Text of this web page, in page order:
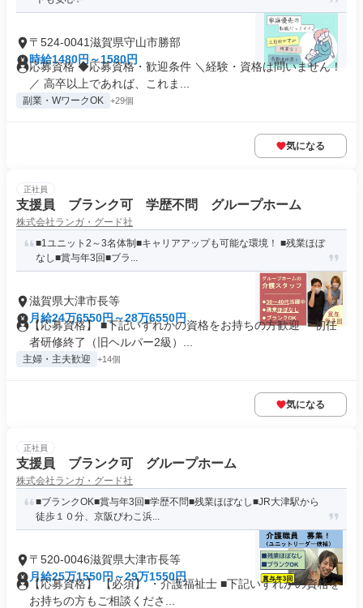
〒524-0041滋賀県守山市勝部
時給1480円～1580円
応募資格 ◆応募資格・歓迎条件 ＼経験・資格は問いません！
／ 高卒以上であれば、これま...
副業・WワークOK +29個
気になる
正社員
支援員 ブランク可 学歴不問 グループホーム
株式会社ランガ・グード社
■1ユニット2～3名体制■キャリアアップも可能な環境！ ■残業ほぼ
なし■賞与年3回■ブラ...
滋賀県大津市長等
月給24万6550円～28万6550円
【応募資格】 ■下記いずれかの資格をお持ちの方歓迎 ・初任
者研修終了（旧ヘルパー2級）...
主婦・主夫歓迎 +14個
気になる
正社員
支援員 ブランク可 グループホーム
株式会社ランガ・グード社
■ブランクOK■賞与年3回■学歴不問■残業ほぼなし■JR大津駅から
徒歩１０分、京阪びわこ浜...
〒520-0046滋賀県大津市長等
月給25万1550円～29万1550円
【応募資格】 【必須】 ・介護福祉士 ■下記いずれかの資格を
お持ちの方もご相談くださ...